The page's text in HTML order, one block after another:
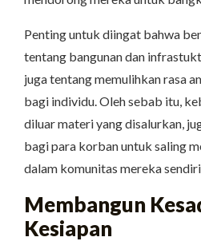
Penting untuk diingat bahwa
tentang bangunan dan
juga tentang memulihkan rasa
bagi individu. Oleh sebab itu,
diluar materi yang disalurkan,
bagi para korban untuk saling
dalam komunitas mereka
Membangun
Kesiapan